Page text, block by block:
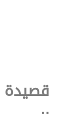
قصيدة